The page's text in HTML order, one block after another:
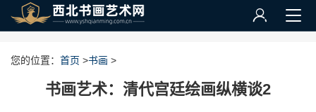
您的位置： 首页 >书画 >
书画艺术：清代宫廷绘画纵横谈2